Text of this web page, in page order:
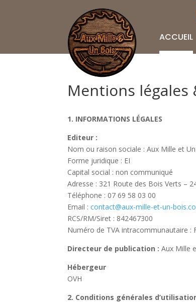
ACCUEIL
Mentions
1. INFORMATIONS LÉGALES
Editeur :
Nom ou raison sociale : Aux Mille et
Forme juridique : EI
Capital social : non communiqué
Adresse : 321 Route des Bois Verts –
Téléphone : 07 69 58 03 00
Email :contact@aux-mille-et-un-
RCS/RM/Siret : 842467300
Numéro de TVA intracommunautaire :
Directeur de publication : Aux Mille
Hébergeur
OVH
2. Conditions générales